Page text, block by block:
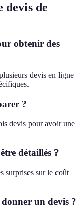
devis de
obtenir des
devis en ligne
?
devis pour avoir une
détaillés ?
surprises sur le coût
un devis ?